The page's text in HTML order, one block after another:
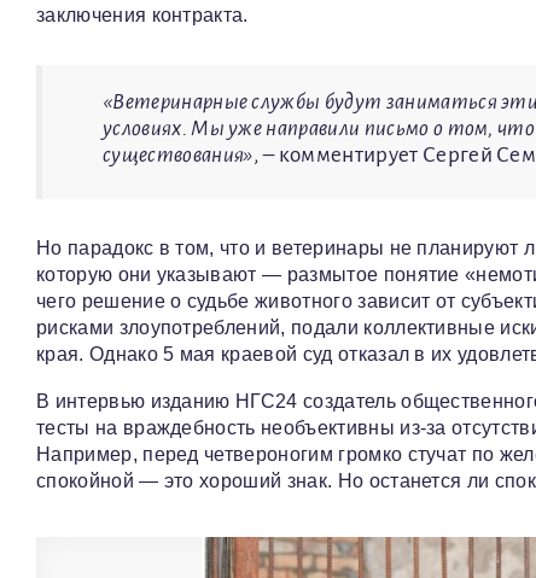
заключения контракта.
«Ветеринарные службы будут заниматься
условиях. Мы уже направили письмо о том, что
существования», – комментирует Сергей
Но парадокс в том, что и ветеринары не планируют
которую они указывают — размытое понятие
чего решение о судьбе животного зависит от
рисками злоупотреблений, подали коллективные
края. Однако 5 мая краевой суд отказал в их
В интервью изданию НГС24 создатель
тесты на враждебность необъективны из-за
Например, перед четвероногим громко стучат по
спокойной — это хороший знак. Но останется ли